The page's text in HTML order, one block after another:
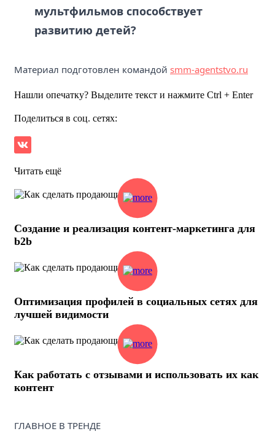
мультфильмов способствует
развитию детей?
Материал подготовлен командой smm-agentstvo.ru
Нашли опечатку? Выделите текст и нажмите Ctrl + Enter
Поделиться в соц. сетях:
Читать ещё
Создание и реализация контент-маркетинга для
b2b
Оптимизация профилей в социальных сетях для
лучшей видимости
Как работать с отзывами и использовать их как
контент
ГЛАВНОЕ В ТРЕНДЕ